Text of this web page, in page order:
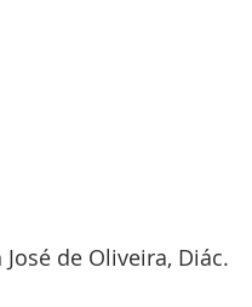
de Oliveira, Diác.